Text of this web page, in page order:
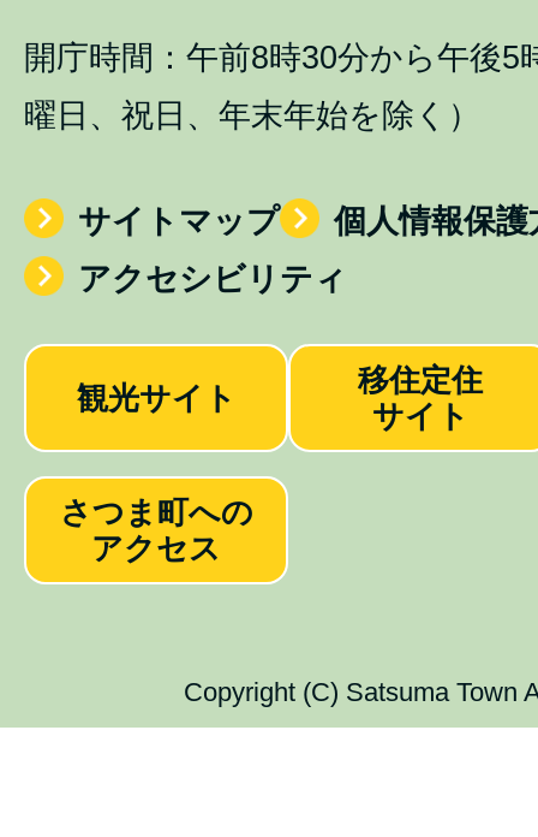
開庁時間：午前8時30分から午後5
曜日、祝日、年末年始を除く）
サイトマップ
個人情報保護
アクセシビリティ
観光サイト
移住定住
サイト
さつま町への
アクセス
Copyright (C) Satsuma Town